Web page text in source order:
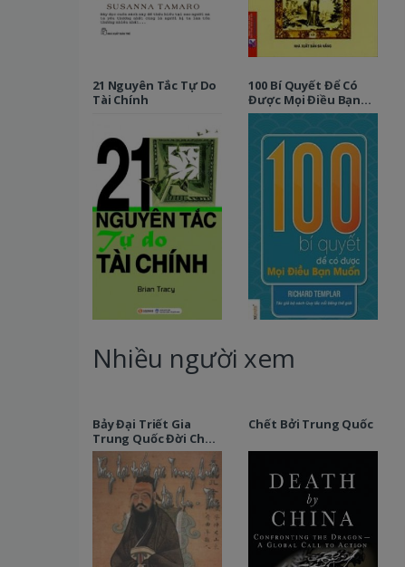
21 Nguyên Tắc Tự Do
Tài Chính
100 Bí Quyết Để Có
Được Mọi Điều Bạn
Muốn
Nhiều người xem
Bảy Đại Triết Gia
Trung Quốc Đời Chu -
Tần
Chết Bởi Trung Quốc